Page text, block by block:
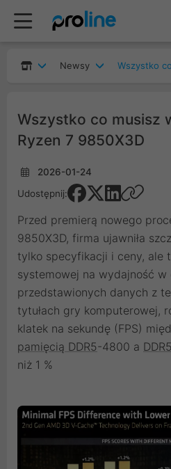
Newsy
Wszystko co musisz
Ryzen 7 9850X3D
2026-01-24
Udostępnij:
Przed premierą nowego
9850X3D, firma ujawniła
tylko specyfikacji i ceny, ale
systemowej na wydajność w
przedstawionych danych z
tytułach gry komputerowej,
klatek na sekundę (FPS)
pamięcią DDR5-4800 a
niż 1 %